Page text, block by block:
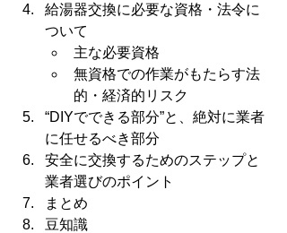
給湯器交換に必要な資格・法令に
ついて
主な必要資格
無資格での作業がもたらす法
的・経済的リスク
“DIYでできる部分”と、絶対に業者
に任せるべき部分
安全に交換するためのステップと
業者選びのポイント
まとめ
豆知識